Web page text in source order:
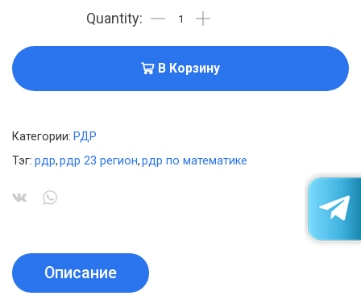
В Корзину
Категории: РДР
Тэг: рдр,рдр 23 регион,рдр по математике
Описание